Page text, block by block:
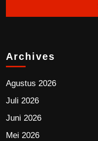
Archives
Agustus 2026
Juli 2026
Juni 2026
Mei 2026